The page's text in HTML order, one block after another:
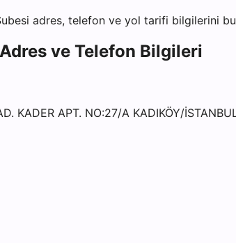
adres, telefon ve yol tarifi bilgilerini
Adres ve Telefon Bilgileri
KADER APT. NO:27/A KADIKÖY/